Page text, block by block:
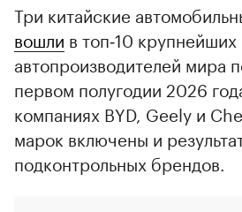
Три китайские
вошли в топ‑10 крупнейших
автопроизводителей мира
первом полугодии 2026
компаниях BYD, Geely и
марок включены и
подконтрольных брендов.